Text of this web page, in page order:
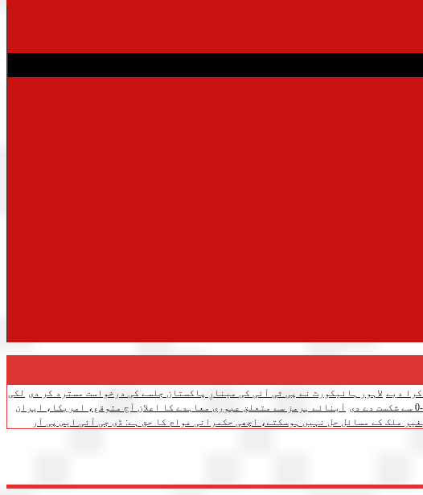
لاہور ہائیکورٹ نے پی ٹی آئی کی مینارِ پاکستان جلسے کی درخواست مسترد کر دی لکی
آبنائے ہرمز سے متعلق عبوری معاہدے کا اعلان آج متوقع، امریکا، ایران
ملک کے مسائل حل نہیں ہوسکتے، اچھی حکمرانی عوام کا حق ہے: ڈی جی آئی ایس پی آر